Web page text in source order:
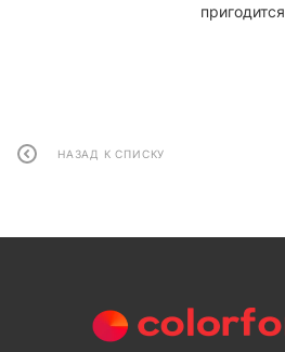
пригодится
НАЗАД К СПИСКУ